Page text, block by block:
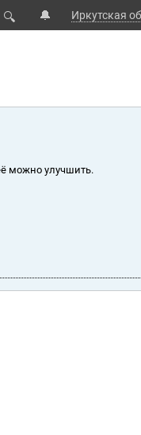
🔍 🔔 Иркутская
можно улучшить.